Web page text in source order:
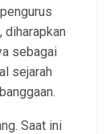
diharapkan
sebagai
sejarah
Saat ini